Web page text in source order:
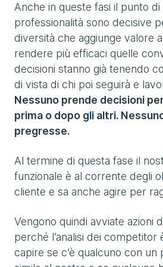
Anche in queste fasi il punto
professionalità sono decisive
diversità che aggiunge valore
rendere più efficaci quelle
decisioni stanno già tenendo
di vista di chi poi seguirà e
Nessuno prende decisioni
prima o dopo gli altri.
pregresse.
Al termine di questa fase il
funzionale è al corrente degli
cliente e sa anche agire per
Vengono quindi avviate azioni
perché l’analisi dei competitor
capire se c’è qualcuno con